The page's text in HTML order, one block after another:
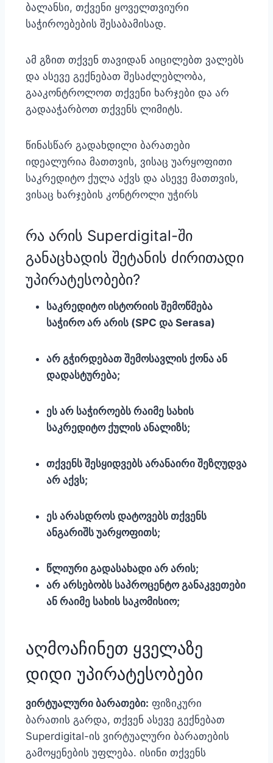
ბალანსი, თქვენი ყოველთვიური
საჭიროებების შესაბამისად.
ამ გზით თქვენ თავიდან აიცილებთ ვალებს
და ასევე გექნებათ შესაძლებლობა,
გააკონტროლოთ თქვენი ხარჯები და არ
გადააჭარბოთ თქვენს ლიმიტს.
წინასწარ გადახდილი ბარათები
იდეალურია მათთვის, ვისაც უარყოფითი
საკრედიტო ქულა აქვს და ასევე მათთვის,
ვისაც ხარჯების კონტროლი უჭირს
რა არის Superdigital-ში
განაცხადის შეტანის ძირითადი
უპირატესობები?
საკრედიტო ისტორიის შემოწმება
საჭირო არ არის (SPC და Serasa)
არ გჭირდებათ შემოსავლის ქონა ან
დადასტურება;
ეს არ საჭიროებს რაიმე სახის
საკრედიტო ქულის ანალიზს;
თქვენს შესყიდვებს არანაირი შეზღუდვა
არ აქვს;
ეს არასდროს დატოვებს თქვენს
ანგარიშს უარყოფითს;
წლიური გადასახადი არ არის;
არ არსებობს საპროცენტო განაკვეთები
ან რაიმე სახის საკომისიო;
აღმოაჩინეთ ყველაზე
დიდი უპირატესობები
ვირტუალური ბარათები: ფიზიკური
ბარათის გარდა, თქვენ ასევე გექნებათ
Superdigital-ის ვირტუალური ბარათების
გამოყენების უფლება. ისინი თქვენს